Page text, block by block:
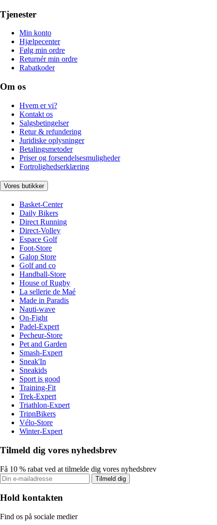
Tjenester
Min konto
Hjælpecenter
Følg min ordre
Returnér min ordre
Rabatkoder
Om os
Hvem er vi?
Kontakt os
Salgsbetingelser
Retur & refundering
Juridiske oplysninger
Betalingsmetoder
Priser og forsendelsesmuligheder
Fortrolighedserklæring
Vores butikker
Basket-Center
Daily Bikers
Direct Running
Direct-Volley
Espace Golf
Foot-Store
Galop Store
Golf and co
Handball-Store
House of Rugby
La sellerie de Maé
Made in Paradis
Nauti-wave
On-Fight
Padel-Expert
Pecheur-Store
Pet and Garden
Smash-Expert
Sneak'In
Sneakids
Sport is good
Training-Fit
Trek-Expert
Triathlon-Expert
TripnBikers
Vélo-Store
Winter-Expert
Tilmeld dig vores nyhedsbrev
Få 10 % rabat ved at tilmelde dig vores nyhedsbrev
Tilmeld dig
Hold kontakten
Find os på sociale medier